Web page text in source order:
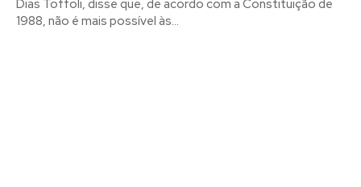
Dias Toffoli, disse que, de acordo com a Constituição de
1988, não é mais possível às...